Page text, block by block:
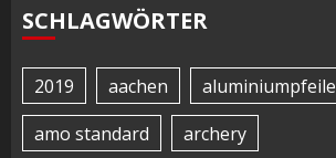
SCHLAGWÖRTER
2019 aachen
aluminiumpfeile
amo standard
archery